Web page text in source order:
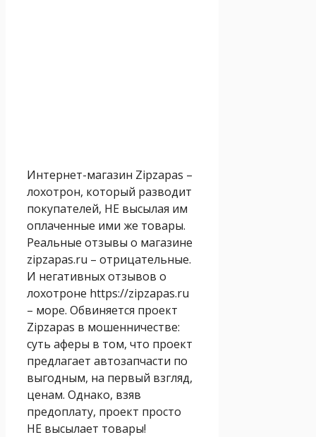
Интернет-магазин Zipzapas –
лохотрон, который разводит
покупателей, НЕ высылая им
оплаченные ими же товары.
Реальные отзывы о магазине
zipzapas.ru – отрицательные.
И негативных отзывов о
лохотроне https://zipzapas.ru
– море. Обвиняется проект
Zipzapas в мошенничестве:
суть аферы в том, что проект
предлагает автозапчасти по
выгодным, на первый взгляд,
ценам. Однако, взяв
предоплату, проект просто
НЕ высылает товары!